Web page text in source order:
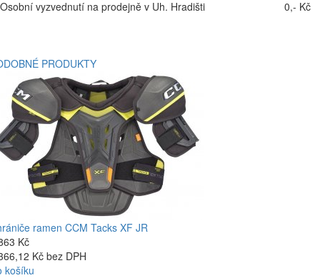
Osobní vyzvednutí na prodejně v Uh. Hradišti
0,- Kč
PRODUKTY
ramen CCM Tacks XF JR
Kč
Kč bez DPH
košíku